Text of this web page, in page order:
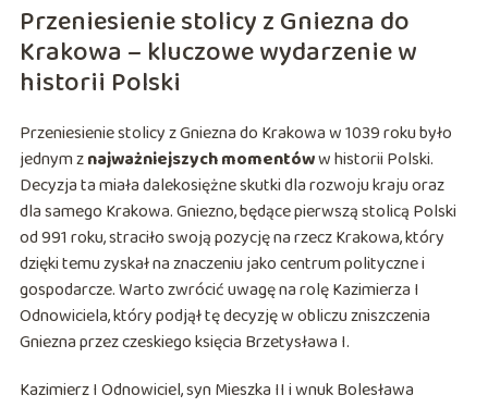
Przeniesienie stolicy z Gniezna do
Krakowa – kluczowe wydarzenie w
historii Polski
Przeniesienie stolicy z Gniezna do Krakowa w 1039 roku było
jednym znajważniejszych momentóww historii Polski.
Decyzja ta miała dalekosiężne skutki dla rozwoju kraju oraz
dla samego Krakowa. Gniezno, będące pierwszą stolicą Polski
od 991 roku, straciło swoją pozycję na rzecz Krakowa, który
dzięki temu zyskał na znaczeniu jako centrum polityczne i
gospodarcze. Warto zwrócić uwagę na rolę Kazimierza I
Odnowiciela, który podjął tę decyzję w obliczu zniszczenia
Gniezna przez czeskiego księcia Brzetysława I.
Kazimierz I Odnowiciel, syn Mieszka II i wnuk Bolesława